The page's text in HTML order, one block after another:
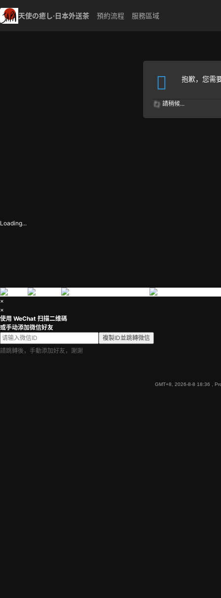
天使の癒し·日本外送茶 預約流程 服務區域
抱歉，您需
請稍候...
Loading...
×
×
使用 WeChat 扫描二维碼
或手动添加微信好友
複製ID並跳轉微信
請跳轉後，手動添加好友，謝謝
GMT+8, 2026-8-8 18:36 ,